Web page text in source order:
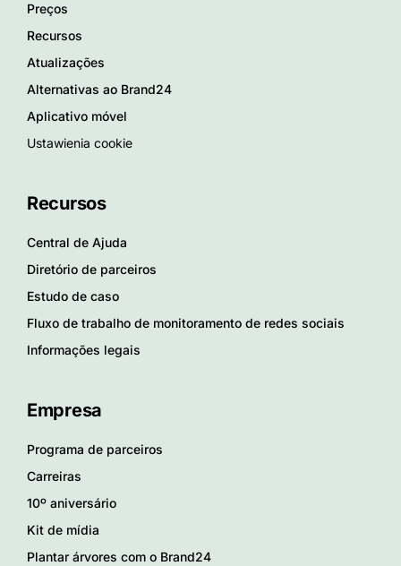
Preços
Recursos
Atualizações
Alternativas ao Brand24
Aplicativo móvel
Ustawienia cookie
Recursos
Central de Ajuda
Diretório de parceiros
Estudo de caso
Fluxo de trabalho de monitoramento de redes sociais
Informações legais
Empresa
Programa de parceiros
Carreiras
10º aniversário
Kit de mídia
Plantar árvores com o Brand24